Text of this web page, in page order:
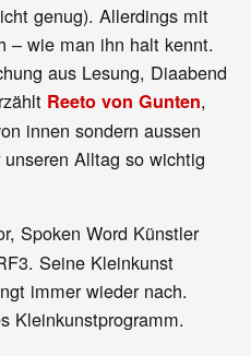
genug). Allerdings mit
– wie man ihn halt kennt.
aus Lesung, Diaabend
Reeto von Gunten,
innen sondern aussen
Alltag so wichtig
Spoken Word Künstler
Seine Kleinkunst
immer wieder nach.
Kleinkunstprogramm.